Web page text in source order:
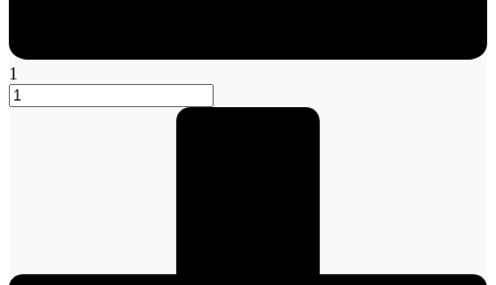
1